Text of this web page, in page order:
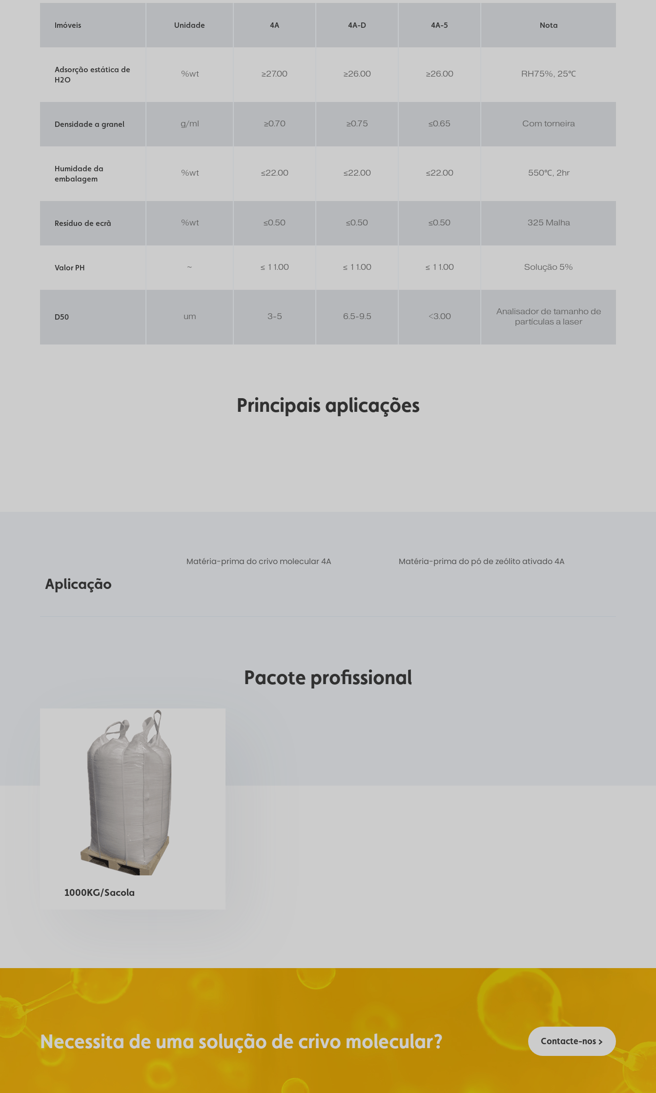
Imóveis Unidade 4A 4A-D 4A-5 Nota
Adsorção estática de
H2O
%wt ≥27.00 ≥26.00 ≥26.00 RH75%, 25℃
Densidade a granel g/ml ≥0.70 ≥0.75 ≤0.65 Com torneira
Humidade da
embalagem
%wt ≤22.00 ≤22.00 ≤22.00 550℃, 2hr
Resíduo de ecrã %wt ≤0.50 ≤0.50 ≤0.50 325 Malha
Valor PH ~ ≤ 11.00 ≤ 11.00 ≤ 11.00 Solução 5%
D50 um 3-5 6.5-9.5 <3.00
Analisador de tamanho de
partículas a laser
Principais aplicações
Aplicação
Matéria-prima do crivo molecular 4A Matéria-prima do pó de zeólito ativado 4A
Pacote profissional
1000KG/Sacola
Necessita de uma solução de crivo molecular? Contacte-nos >